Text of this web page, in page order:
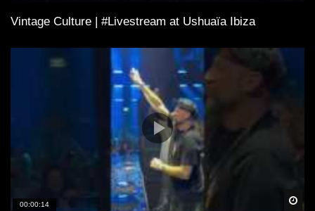
Vintage Culture | #Livestream at Ushuaïa Ibiza
00:00:14